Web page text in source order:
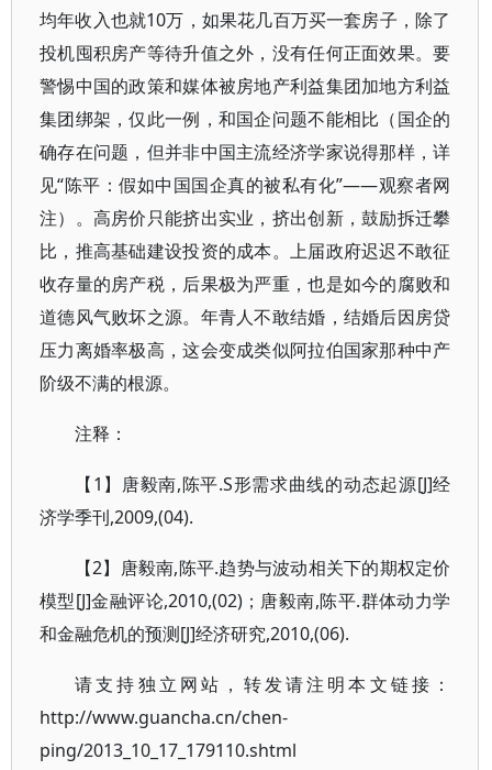
均年收入也就10万，如果花几百万买一套房子，除了
投机囤积房产等待升值之外，没有任何正面效果。要
警惕中国的政策和媒体被房地产利益集团加地方利益
集团绑架，仅此一例，和国企问题不能相比（国企的
确存在问题，但并非中国主流经济学家说得那样，详
见“陈平：假如中国国企真的被私有化”——观察者网
注）。高房价只能挤出实业，挤出创新，鼓励拆迁攀
比，推高基础建设投资的成本。上届政府迟迟不敢征
收存量的房产税，后果极为严重，也是如今的腐败和
道德风气败坏之源。年青人不敢结婚，结婚后因房贷
压力离婚率极高，这会变成类似阿拉伯国家那种中产
阶级不满的根源。
注释：
【1】唐毅南,陈平.S形需求曲线的动态起源[J]经
济学季刊,2009,(04).
【2】唐毅南,陈平.趋势与波动相关下的期权定价
模型[J]金融评论,2010,(02)；唐毅南,陈平.群体动力学
和金融危机的预测[J]经济研究,2010,(06).
请支持独立网站，转发请注明本文链接：
http://www.guancha.cn/chen-
ping/2013_10_17_179110.shtml